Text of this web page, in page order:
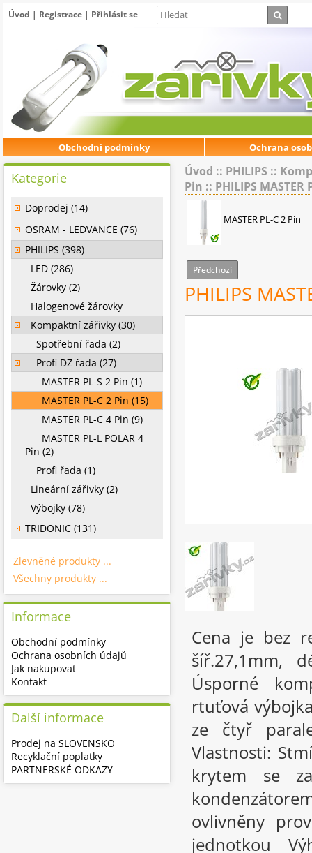
Úvod | Registrace | Přihlásit se
Obchodní podmínky Ochrana
Úvod :: PHILIPS ::
Pin :: PHILIPS
MASTER PL-C 2 Pin
Předchozí
PHILIPS
Cena je bez
šíř.27,1mm,
Úsporné
rtuťová
ze čtyř
Vlastnosti:
krytem se
ovlivněny
jednotkou
Kategorie
Doprodej (14)
OSRAM - LEDVANCE (76)
PHILIPS (398)
LED (286)
Žárovky (2)
Halogenové žárovky
Kompaktní zářivky (30)
Spotřební řada (2)
Profi DZ řada (27)
MASTER PL-S 2 Pin (1)
MASTER PL-C 2 Pin (15)
MASTER PL-C 4 Pin (9)
MASTER PL-L POLAR 4
Pin (2)
Profi řada (1)
Lineární zářivky (2)
Výbojky (78)
TRIDONIC (131)
Zlevněné produkty ...
Všechny produkty ...
Informace
Obchodní podmínky
Ochrana osobních údajů
Jak nakupovat
Kontakt
Další informace
Prodej na SLOVENSKO
Recyklační poplatky
PARTNERSKÉ ODKAZY